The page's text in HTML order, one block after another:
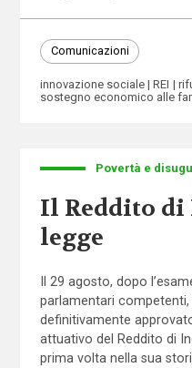
Comunicazioni
innovazione sociale REI
sostegno economico alle
Povertà e
Il Reddito di
legge
Il 29 agosto, dopo
parlamentari competenti,
definitivamente
attuativo del Reddito di
prima volta nella sua